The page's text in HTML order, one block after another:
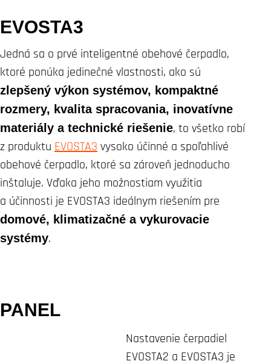
EVOSTA3
Jedná sa o prvé inteligentné obehové čerpadlo,
ktoré ponúka jedinečné vlastnosti, ako sú
zlepšený výkon systémov, kompaktné
rozmery, kvalita spracovania, inovatívne
materiály a technické riešenie, to všetko robí
z produktu EVOSTA3 vysoko účinné a spoľahlivé
obehové čerpadlo, ktoré sa zároveň jednoducho
inštaluje. Vďaka jeho možnostiam využitia
a účinnosti je EVOSTA3 ideálnym riešením pre
domové, klimatizačné a vykurovacie
systémy.
PANEL
Nastavenie čerpadiel
EVOSTA2 a EVOSTA3 je